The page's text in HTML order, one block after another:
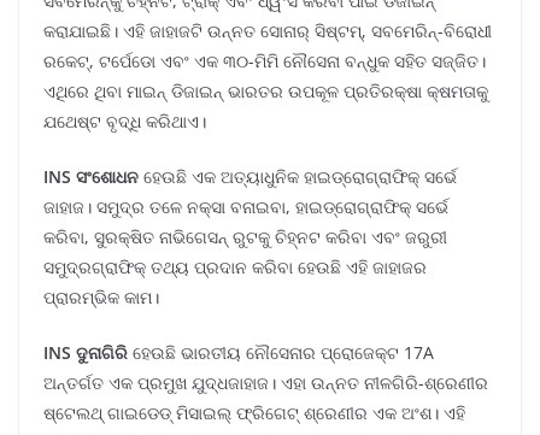
କରାଯାଇଛି। ଏହି ଜାହାଜଟି ଉନ୍ନତ ସୋନାର୍ ସିଷ୍ଟମ୍, ସବମେରିନ୍-ବିରୋଧୀ
ରକେଟ୍, ଟର୍ପେଡୋ ଏବଂ ଏକ ୩୦-ମିମି ନୌସେନା ବନ୍ଧୁକ ସହିତ ସଜ୍ଜିତ।
ଏଥିରେ ଥିବା ମାଇନ୍ ଡିଜାଇନ୍ ଭାରତର ଉପକୂଳ ପ୍ରତିରକ୍ଷା କ୍ଷମତାକୁ
ଯଥେଷ୍ଟ ବୃଦ୍ଧି କରିଥାଏ।
INS ସଂଶୋଧନ ହେଉଛି ଏକ ଅତ୍ୟାଧୁନିକ ହାଇଡ୍ରୋଗ୍ରାଫିକ୍ ସର୍ଭେ
ଜାହାଜ। ସମୁଦ୍ର ତଳେ ନକ୍ସା ବନାଇବା, ହାଇଡ୍ରୋଗ୍ରାଫିକ୍ ସର୍ଭେ
କରିବା, ସୁରକ୍ଷିତ ନାଭିଗେସନ୍ ରୁଟକୁ ଚିହ୍ନଟ କରିବା ଏବଂ ଜରୁରୀ
ସମୁଦ୍ରଗ୍ରାଫିକ୍ ତଥ୍ୟ ପ୍ରଦାନ କରିବା ହେଉଛି ଏହି ଜାହାଜର
ପ୍ରାରମ୍ଭିକ କାମ।
INS ଦୁନାଗିରି ହେଉଛି ଭାରତୀୟ ନୌସେନାର ପ୍ରୋଜେକ୍ଟ 17A
ଅନ୍ତର୍ଗତ ଏକ ପ୍ରମୁଖ ଯୁଦ୍ଧଜାହାଜ। ଏହା ଉନ୍ନତ ନୀଳଗିରି-ଶ୍ରେଣୀର
ଷ୍ଟେଲଥ୍ ଗାଇଡେଡ୍ ମିସାଇଲ୍ ଫ୍ରିଗେଟ୍ ଶ୍ରେଣୀର ଏକ ଅଂଶ। ଏହି